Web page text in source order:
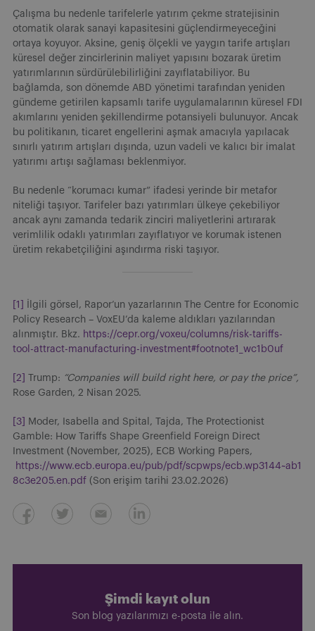
Çalışma bu nedenle tarifelerle yatırım çekme stratejisinin
otomatik olarak sanayi kapasitesini güçlendirmeyeceğini
ortaya koyuyor. Aksine, geniş ölçekli ve yaygın tarife artışları
küresel değer zincirlerinin maliyet yapısını bozarak üretim
yatırımlarının sürdürülebilirliğini zayıflatabiliyor. Bu
bağlamda, son dönemde ABD yönetimi tarafından yeniden
gündeme getirilen kapsamlı tarife uygulamalarının küresel FDI
akımlarını yeniden şekillendirme potansiyeli bulunuyor. Ancak
bu politikanın, ticaret engellerini aşmak amacıyla yapılacak
sınırlı yatırım artışları dışında, uzun vadeli ve kalıcı bir imalat
yatırımı artışı sağlaması beklenmiyor.
Bu nedenle “korumacı kumar” ifadesi yerinde bir metafor
niteliği taşıyor. Tarifeler bazı yatırımları ülkeye çekebiliyor
ancak aynı zamanda tedarik zinciri maliyetlerini artırarak
verimlilik odaklı yatırımları zayıflatıyor ve korumak istenen
üretim rekabetçiliğini aşındırma riski taşıyor.
[1]
İlgili görsel, Rapor’un yazarlarının The Centre for Economic
Policy Research – VoxEU’da kaleme aldıkları yazılarından
alınmıştır. Bkz. https://cepr.org/voxeu/columns/risk-tariffs-
tool-attract-manufacturing-investment#footnote1_wc1b0uf
[2] Trump: “Companies will build right here, or pay the price”,
Rose Garden, 2 Nisan 2025.
[3]
Moder, Isabella and Spital, Tajda, The Protectionist
Gamble: How Tariffs Shape Greenfield Foreign Direct
Investment (November, 2025), ECB Working Papers,
https://www.ecb.europa.eu/pub/pdf/scpwps/ecb.wp3144~ab1
8c3e205.en.pdf (Son erişim tarihi 23.02.2026)
Şimdi kayıt olun
Son blog yazılarımızı e-posta ile alın.